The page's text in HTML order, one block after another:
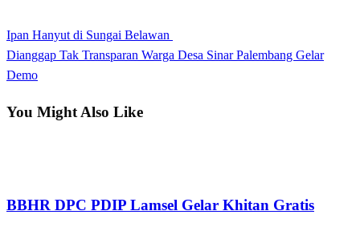
Navigasi
pos
Previous
Post
Ipan Hanyut di Sungai Belawan
Next
Post
Dianggap Tak Transparan Warga Desa Sinar Palembang Gelar
Demo
You Might Also Like
BBHR DPC PDIP Lamsel Gelar Khitan Gratis